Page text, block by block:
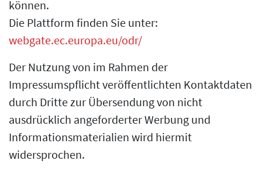
können.
Die Plattform finden Sie unter:
webgate.ec.europa.eu/odr/
Der Nutzung von im Rahmen der
Impressumspflicht veröffentlichten Kontaktdaten
durch Dritte zur Übersendung von nicht
ausdrücklich angeforderter Werbung und
Informationsmaterialien wird hiermit
widersprochen.